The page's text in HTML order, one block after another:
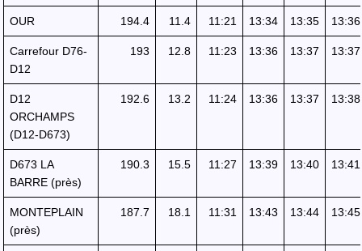
OUR 194.4 11.4 11:21 13:34 13:35 13:36
Carrefour D76-
D12
193 12.8 11:23 13:36 13:37 13:37
D12
ORCHAMPS
(D12-D673)
192.6 13.2 11:24 13:36 13:37 13:38
D673 LA
BARRE (près)
190.3 15.5 11:27 13:39 13:40 13:41
MONTEPLAIN
(près)
187.7 18.1 11:31 13:43 13:44 13:45